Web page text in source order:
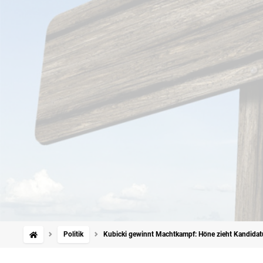
Politik Kubicki gewinnt Machtkampf: Höne zieht